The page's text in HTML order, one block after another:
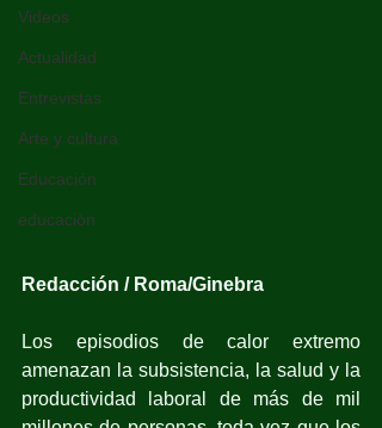
Videos
Actualidad
Entrevistas
Arte y cultura
Educación
educación
Redacción / Roma/Ginebra
Los episodios de calor extremo
amenazan la subsistencia, la salud y la
productividad laboral de más de mil